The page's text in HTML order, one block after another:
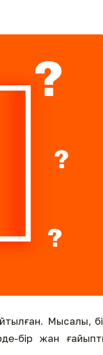
Мысалы,
бір жан